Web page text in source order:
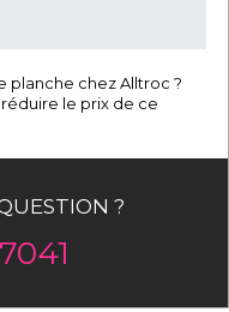
planche chez Alltroc ?
le prix de ce
?